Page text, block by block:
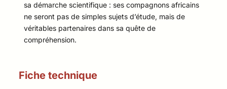
sa démarche scientifique : ses compagnons africains
ne seront pas de simples sujets d’étude, mais de
véritables partenaires dans sa quête de
compréhension.
Fiche technique